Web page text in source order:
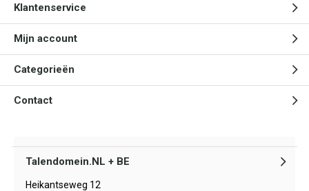
Klantenservice
Mijn account
Categorieën
Contact
Talendomein.NL + BE
Heikantseweg 12